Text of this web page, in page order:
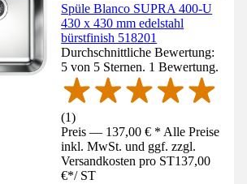
Spüle Blanco SUPRA 400-U
430 x 430 mm edelstahl
bürstfinish 518201
Durchschnittliche Bewertung:
5 von 5 Sternen. 1 Bewertung.
(1)
Preis — 137,00 € * Alle Preise
inkl. MwSt. und ggf. zzgl.
Versandkosten pro ST137,00
€*/ ST